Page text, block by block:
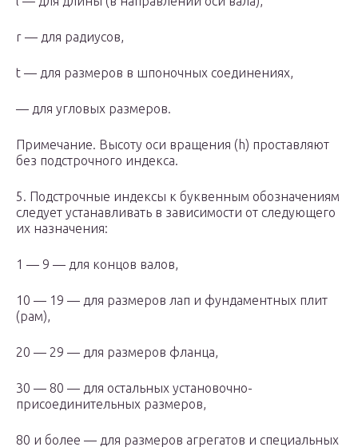
r — для радиусов,
t — для размеров в шпоночных соединениях,
— для угловых размеров.
Примечание. Высоту оси вращения (h) проставляют
без подстрочного индекса.
5. Подстрочные индексы к буквенным обозначениям
следует устанавливать в зависимости от следующего
их назначения:
1 — 9 — для концов валов,
10 — 19 — для размеров лап и фундаментных плит
(рам),
20 — 29 — для размеров фланца,
30 — 80 — для остальных установочно-
присоединительных размеров,
80 и более — для размеров агрегатов и специальных